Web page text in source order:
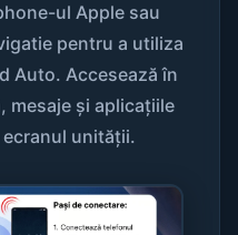
ul Apple sau
pentru a utiliza
Auto. Accesează în
mesaje și aplicațiile
unității.